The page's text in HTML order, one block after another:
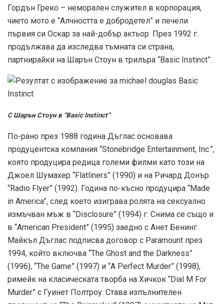
Гордън Греко – неморален служител в корпорация,
чието мото е “Алчността е добродетел” и печели
първия си Оскар за най-добър актьор. През 1992 г.
продължава да изследва тъмната си страна,
партнирайки на Шарън Стоун в трилъра “Basic Instinct”.
С Шарън Стоун в “Basic Instinct”
По-рано през 1988 година Дъглас основава
продуцентска компания “Stonebridge Entertainment, Inc.”,
която продуцира редица големи филми като този на
Джоел Шумахер “Flatliners” (1990) и на Ричард Донър
“Radio Flyer” (1992). Година по-късно продуцира “Made
in America”, след което изиграва ролята на сексуално
измъчван мъж в “Disclosure” (1994) г. Снима се също и
в “American President” (1995) заедно с Анет Бенинг.
Майкъл Дъглас подписва договор с Paramount през
1994, който включва “The Ghost and the Darkness”
(1996), “The Game” (1997) и “A Perfect Murder” (1998),
римейк на класическата творба на Хичкок “Dial M For
Murder” с Гуинет Полтроу. Става изпълнителен